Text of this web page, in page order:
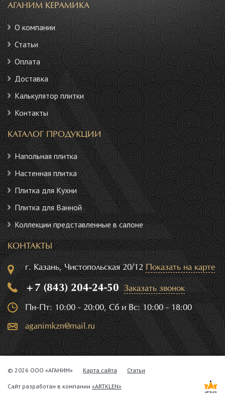
АГАНИМ КЕРАМИКА
О компании
Статьи
Оплата
Доставка
Калькулятор плитки
Контакты
КАТАЛОГ ПРОДУКЦИИ
Напольная плитка
Настенная плитка
Плитка для Кухни
Плитка для Ванной
Коллекции представленные в салоне
КОНТАКТЫ
г. Казань, Чистопольская 20/12 Показать на карте
+7 (843) 204-24-50 Заказать звонок
Пн-Пт: 10:00 - 20:00, Сб и Вс: 10:00 - 18:00
aganimkzn@mail.ru
© 2026 ООО «АГАНИМ» Карта сайта Статьи
Сайт разработан в компании «ARTKLEN»